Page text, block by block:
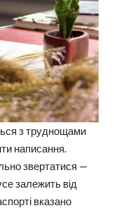
з труднощами
написання.
звертатися —
залежить від
вказано